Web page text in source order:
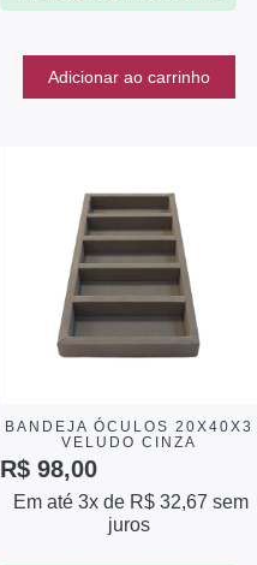
Adicionar ao carrinho
BANDEJA ÓCULOS 20X40X3
VELUDO CINZA
R$ 98,00
Em até 3x de R$ 32,67 sem
juros